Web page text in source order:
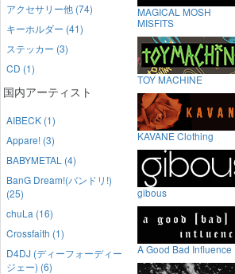
アクセサリー他 (74)
キーホルダー (41)
ステッカー (3)
CD (1)
国内アーティスト
AIBECK (1)
Appare! (3)
BABYMETAL (4)
BanG Dream!(バンドリ!)
(25)
chuLa (16)
Crossfaith (1)
D4DJ (ディーフォーディー
ジェー) (6)
MAGICAL MOSH
MISFITS
TOY MACHINE
KAVANE Clothing
gibous
A Good Bad Influence